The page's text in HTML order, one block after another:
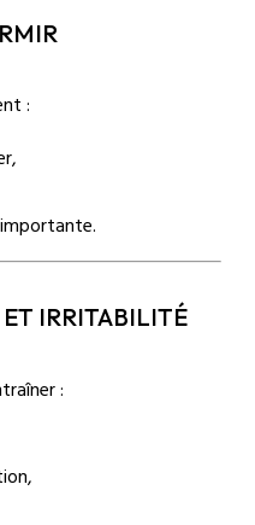
:
IRRITABILITÉ
: